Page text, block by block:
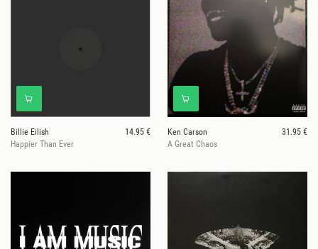
Billie Eilish
14.95 €
Happier Than Ever
Ken Carson
31.95 €
A Great Chaos